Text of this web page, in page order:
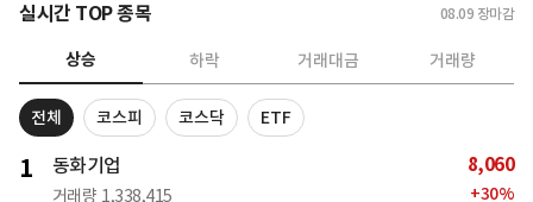
실시간 TOP 종목 08.09 장마감
상승 하락 거래대금 거래량
전체 코스피 코스닥 ETF
1 동화기업
거래량 1,338,415
8,060
+30%